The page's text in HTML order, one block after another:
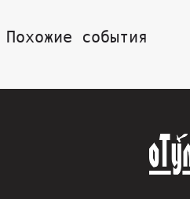
Похожие события